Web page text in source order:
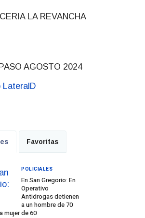
Favoritas
En San Gregorio: En
Operativo
Antidrogas detienen
a un hombre de 70
mujer de 60
POLICIALES